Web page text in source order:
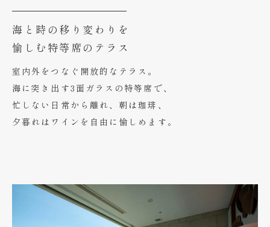
海と時の移り変わりを
愉しむ特等席のテラス
室内外をつなぐ開放的なテラス。
海に突き出す3面ガラスの特等席で、
忙しない日常から離れ、朝は珈琲、
夕暮れはワインを自由に愉しめます。